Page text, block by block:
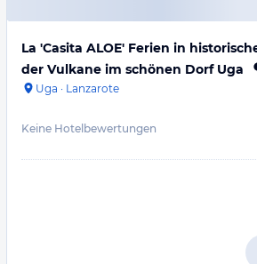
La 'Casita ALOE' Ferien in
der Vulkane im schönen Dorf Uga
Uga · Lanzarote
Keine Hotelbewertungen